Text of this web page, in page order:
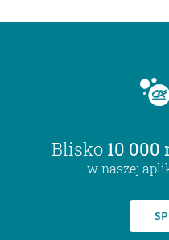
Blisko 10 000
w naszej